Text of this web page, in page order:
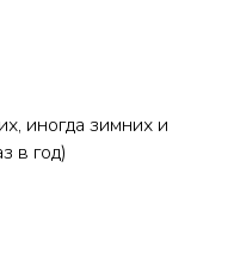
иногда зимних и
в год)